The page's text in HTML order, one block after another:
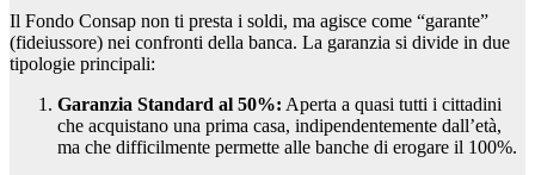
Il Fondo Consap non ti presta i soldi, ma agisce come “garante”
(fideiussore) nei confronti della banca. La garanzia si divide in due
tipologie principali:
Garanzia Standard al 50%: Aperta a quasi tutti i cittadini
che acquistano una prima casa, indipendentemente dall’età,
ma che difficilmente permette alle banche di erogare il 100%.